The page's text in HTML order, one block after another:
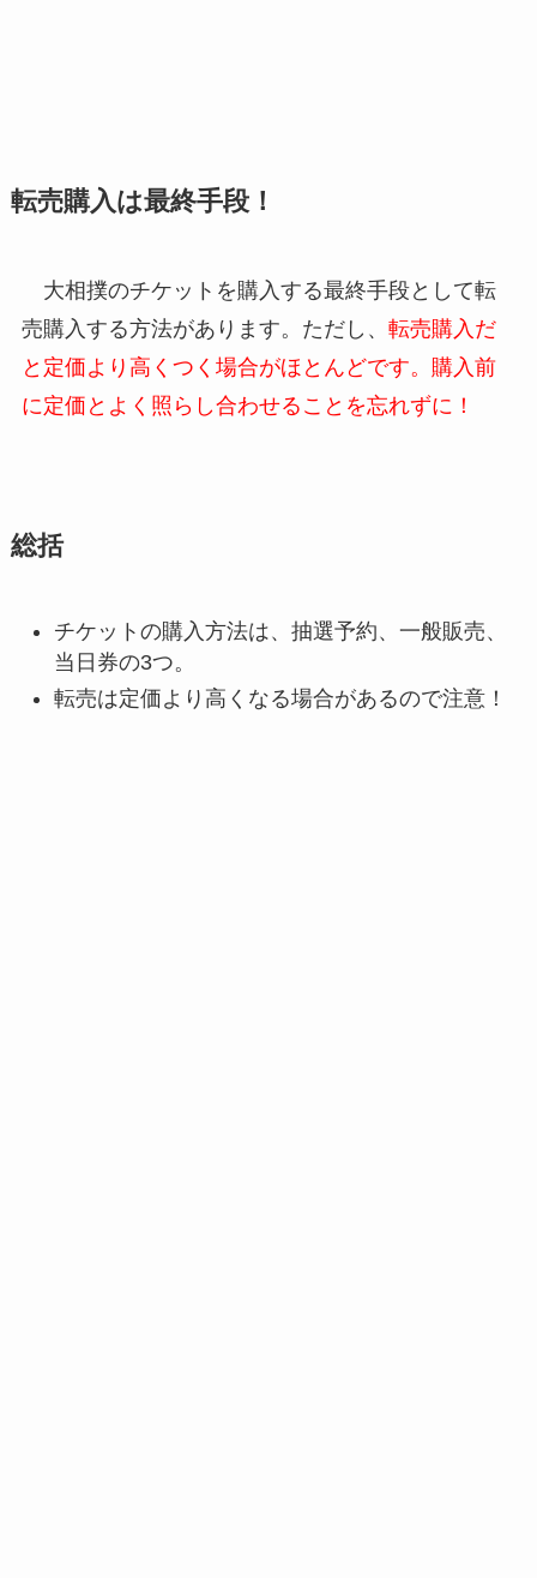
転売購入は最終手段！
大相撲のチケットを購入する最終手段として転
売購入する方法があります。ただし、 転売購入だ
と定価より高くつく場合がほとんどです。購入前
に定価とよく照らし合わせることを忘れずに！
総括
チケットの購入方法は、抽選予約、一般販売、
当日券の3つ。
転売は定価より高くなる場合があるので注意！